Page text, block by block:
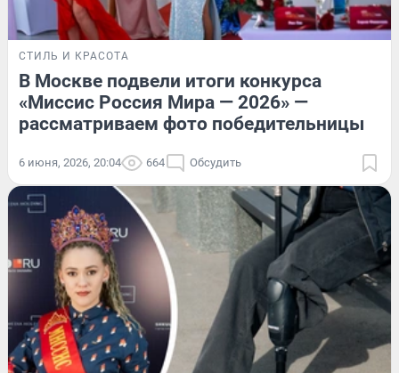
СТИЛЬ И КРАСОТА
В Москве подвели итоги конкурса
«Миссис Россия Мира — 2026» —
рассматриваем фото победительницы
6 июня, 2026, 20:04 664 Обсудить